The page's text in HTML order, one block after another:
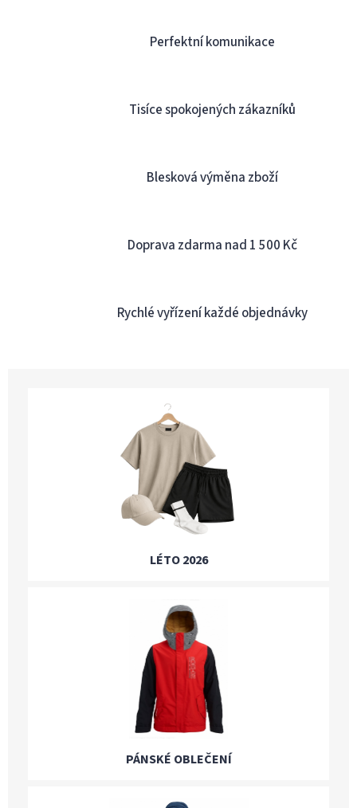
á
d
p
y
v
s
Perfektní komunikace
Tisíce spokojených zákazníků
Blesková výměna zboží
Doprava zdarma nad 1 500 Kč
Rychlé vyřízení každé objednávky
LÉTO 2026
PÁNSKÉ OBLEČENÍ